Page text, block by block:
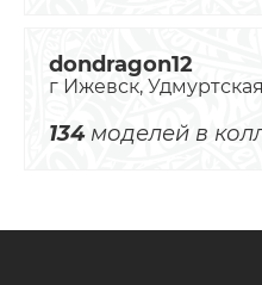
dondragon12
г Ижевск,
134моделей в